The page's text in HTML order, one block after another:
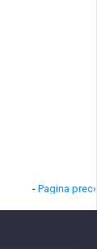
- Pagina prec›